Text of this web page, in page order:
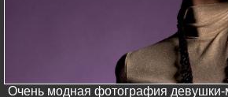
Очень модная фотография девушки-